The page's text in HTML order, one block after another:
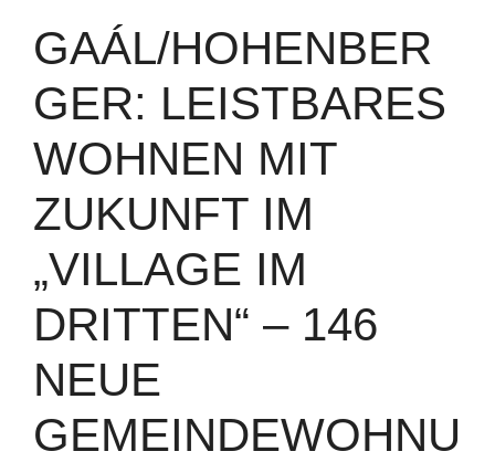
GAÁL/HOHENBER
GER: LEISTBARES
WOHNEN MIT
ZUKUNFT IM
„VILLAGE IM
DRITTEN“ – 146
NEUE
GEMEINDEWOHNU